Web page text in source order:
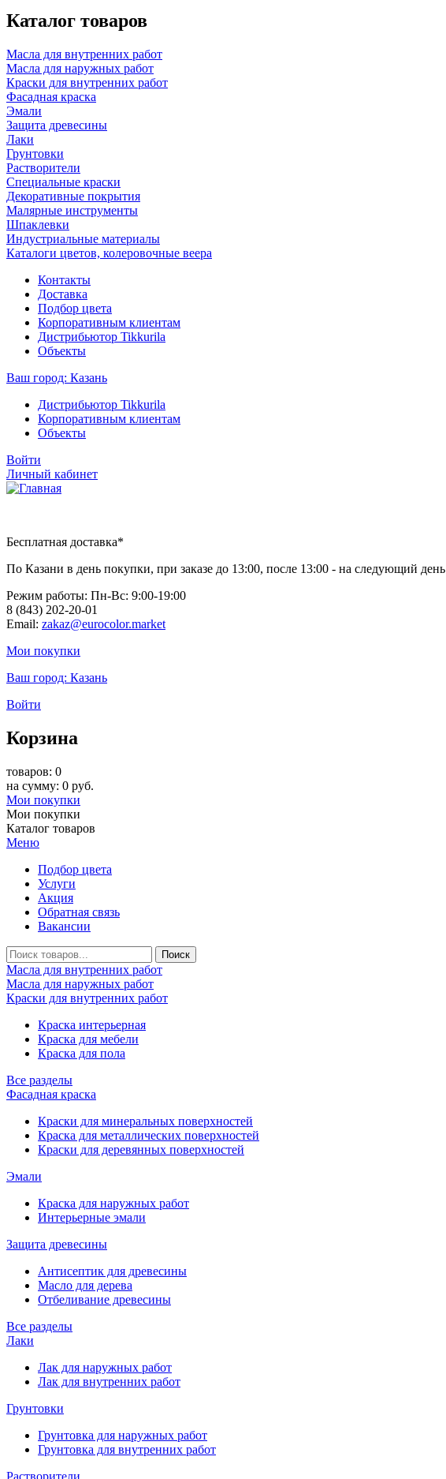
Каталог товаров
Масла для внутренних работ
Масла для наружных работ
Краски для внутренних работ
Фасадная краска
Эмали
Защита древесины
Лаки
Грунтовки
Растворители
Специальные краски
Декоративные покрытия
Малярные инструменты
Шпаклевки
Индустриальные материалы
Каталоги цветов, колеровочные веера
Контакты
Доставка
Подбор цвета
Корпоративным клиентам
Дистрибьютор Tikkurila
Объекты
Ваш город: Казань
Дистрибьютор Tikkurila
Корпоративным клиентам
Объекты
Войти
Личный кабинет
Бесплатная доставка*
По Казани в день покупки, при заказе до 13:00, после 13:00 - на следующий день
Режим работы: Пн-Вc: 9:00-19:00
8 (843) 202-20-01
Email: zakaz@eurocolor.market
Мои покупки
Ваш город: Казань
Войти
Корзина
товаров: 0
на сумму: 0 руб.
Мои покупки
Мои покупки
Каталог товаров
Меню
Подбор цвета
Услуги
Акция
Обратная связь
Вакансии
Масла для внутренних работ
Масла для наружных работ
Краски для внутренних работ
Краска интерьерная
Краска для мебели
Краска для пола
Все разделы
Фасадная краска
Краски для минеральных поверхностей
Краска для металлических поверхностей
Краски для деревянных поверхностей
Эмали
Краска для наружных работ
Интерьерные эмали
Защита древесины
Антисептик для древесины
Масло для дерева
Отбеливание древесины
Все разделы
Лаки
Лак для наружных работ
Лак для внутренних работ
Грунтовки
Грунтовка для наружных работ
Грунтовка для внутренних работ
Растворители